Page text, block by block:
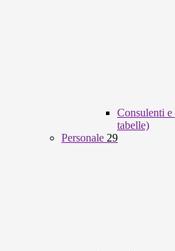
Consulenti
tabelle)
Personale 29